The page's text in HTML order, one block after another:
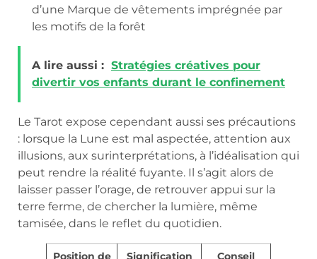
d’une Marque de vêtements imprégnée par
les motifs de la forêt
A lire aussi : Stratégies créatives pour
divertir vos enfants durant le confinement
Le Tarot expose cependant aussi ses précautions
: lorsque la Lune est mal aspectée, attention aux
illusions, aux surinterprétations, à l’idéalisation qui
peut rendre la réalité fuyante. Il s’agit alors de
laisser passer l’orage, de retrouver appui sur la
terre ferme, de chercher la lumière, même
tamisée, dans le reflet du quotidien.
Position de
Signification Conseil